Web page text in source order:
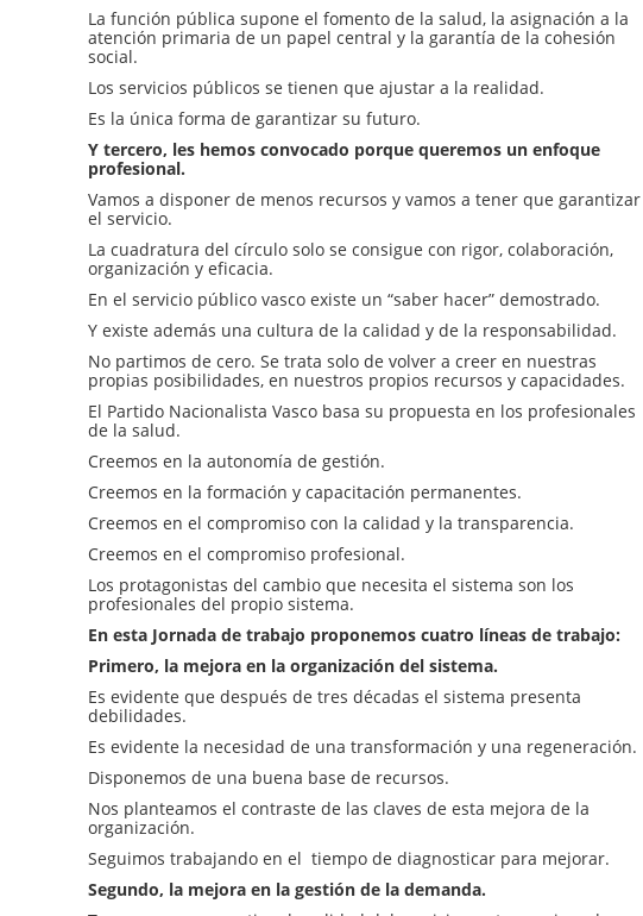
La función pública supone el fomento de la salud, la asignación a la
atención primaria de un papel central y la garantía de la cohesión
social.
Los servicios públicos se tienen que ajustar a la realidad.
Es la única forma de garantizar su futuro.
Y tercero, les hemos convocado porque queremos un enfoque
profesional.
Vamos a disponer de menos recursos y vamos a tener que garantizar
el servicio.
La cuadratura del círculo solo se consigue con rigor, colaboración,
organización y eficacia.
En el servicio público vasco existe un “saber hacer” demostrado.
Y existe además una cultura de la calidad y de la responsabilidad.
No partimos de cero. Se trata solo de volver a creer en nuestras
propias posibilidades, en nuestros propios recursos y capacidades.
El Partido Nacionalista Vasco basa su propuesta en los profesionales
de la salud.
Creemos en la autonomía de gestión.
Creemos en la formación y capacitación permanentes.
Creemos en el compromiso con la calidad y la transparencia.
Creemos en el compromiso profesional.
Los protagonistas del cambio que necesita el sistema son los
profesionales del propio sistema.
En esta Jornada de trabajo proponemos cuatro líneas de trabajo:
Primero, la mejora en la organización del sistema.
Es evidente que después de tres décadas el sistema presenta
debilidades.
Es evidente la necesidad de una transformación y una regeneración.
Disponemos de una buena base de recursos.
Nos planteamos el contraste de las claves de esta mejora de la
organización.
Seguimos trabajando en el tiempo de diagnosticar para mejorar.
Segundo, la mejora en la gestión de la demanda.